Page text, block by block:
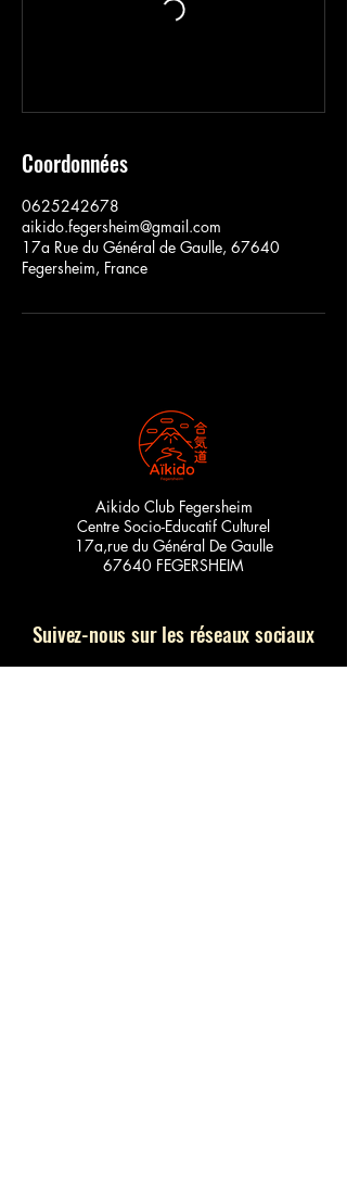
Coordonnées
0625242678
aikido.fegersheim@gmail.com
17a Rue du Général de Gaulle, 67640
Fegersheim, France
Aikido Club Fegersheim
Centre Socio-Educatif Culturel
17a,rue du Général De Gaulle
67640 FEGERSHEIM
Suivez-nous sur les réseaux sociaux